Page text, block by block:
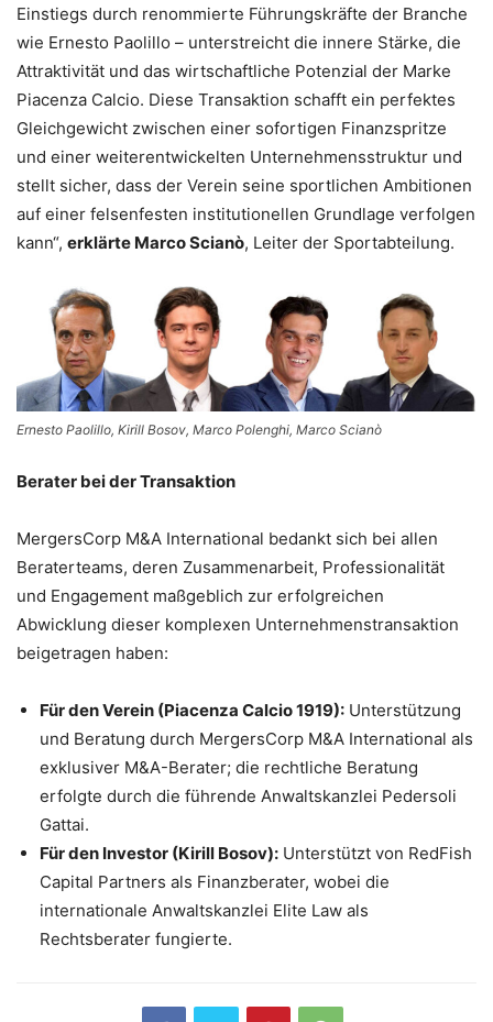
Einstiegs durch renommierte Führungskräfte der Branche
wie Ernesto Paolillo – unterstreicht die innere Stärke, die
Attraktivität und das wirtschaftliche Potenzial der Marke
Piacenza Calcio. Diese Transaktion schafft ein perfektes
Gleichgewicht zwischen einer sofortigen Finanzspritze
und einer weiterentwickelten Unternehmensstruktur und
stellt sicher, dass der Verein seine sportlichen Ambitionen
auf einer felsenfesten institutionellen Grundlage verfolgen
kann“, erklärte Marco Scianò, Leiter der Sportabteilung.
Ernesto Paolillo, Kirill Bosov, Marco Polenghi, Marco Scianò
Berater bei der Transaktion
MergersCorp M&A International bedankt sich bei allen
Beraterteams, deren Zusammenarbeit, Professionalität
und Engagement maßgeblich zur erfolgreichen
Abwicklung dieser komplexen Unternehmenstransaktion
beigetragen haben:
Für den Verein (Piacenza Calcio 1919): Unterstützung
und Beratung durch MergersCorp M&A International als
exklusiver M&A-Berater; die rechtliche Beratung
erfolgte durch die führende Anwaltskanzlei Pedersoli
Gattai.
Für den Investor (Kirill Bosov): Unterstützt von RedFish
Capital Partners als Finanzberater, wobei die
internationale Anwaltskanzlei Elite Law als
Rechtsberater fungierte.